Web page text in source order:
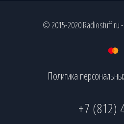
© 2015-2020 Radiostuff.ru -
Политика
+7 (812)